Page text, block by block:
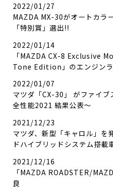
2022/01/27
MAZDA MX-30がオートカラ
「特別賞」選出!!
2022/01/14
「MAZDA CX-8 Exclusive
Tone Edition」のエンジン
2022/01/07
マツダ「CX-30」 がファイ
全性能2021 結果公表～
2021/12/23
マツダ、新型「キャロル」
ドハイブリッドシステム搭載
2021/12/16
「MAZDA ROADSTER/
良